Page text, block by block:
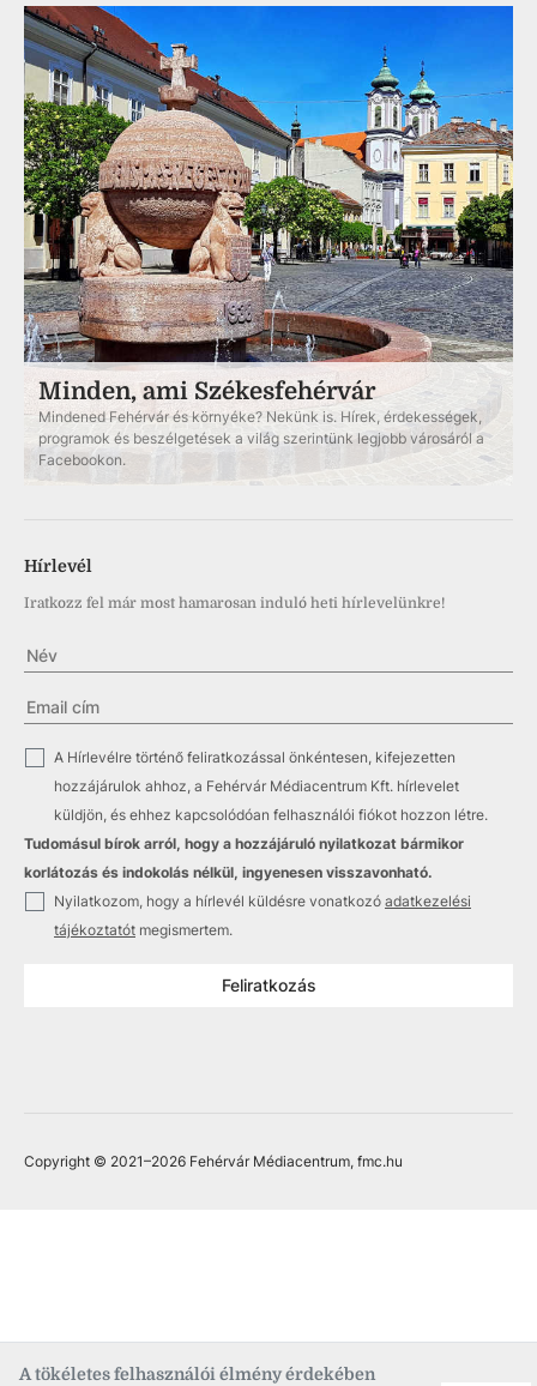
A tökéletes felhasználói élmény érdekében
Minden, ami Székesfehérvár
Mindened Fehérvár és környéke? Nekünk is. Hírek, érdekességek,
programok és beszélgetések a világ szerintünk legjobb városáról a
Facebookon.
Hírlevél
Iratkozz fel már most hamarosan induló heti hírlevelünkre!
A Hírlevélre történő feliratkozással önkéntesen, kifejezetten
hozzájárulok ahhoz, a Fehérvár Médiacentrum Kft. hírlevelet
küldjön, és ehhez kapcsolódóan felhasználói fiókot hozzon létre.
Tudomásul bírok arról, hogy a hozzájáruló nyilatkozat bármikor
korlátozás és indokolás nélkül, ingyenesen visszavonható.
Nyilatkozom, hogy a hírlevél küldésre vonatkozó adatkezelési
tájékoztatót megismertem.
Feliratkozás
Copyright © 2021–2026 Fehérvár Médiacentrum, fmc.hu